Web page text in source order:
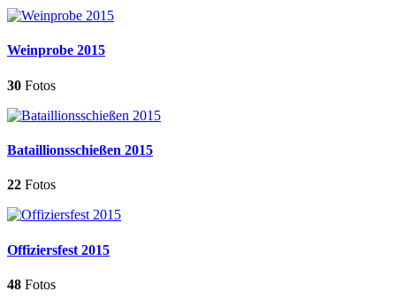
Weinprobe 2015
30 Fotos
Bataillionsschießen 2015
22 Fotos
Offiziersfest 2015
48 Fotos